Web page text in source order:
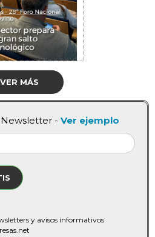
VER MÁS
- Ver ejemplo
y avisos informativos